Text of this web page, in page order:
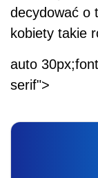
decydować o
kobiety takie
auto
serif">